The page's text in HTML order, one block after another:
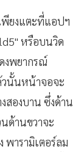
พียงแตะที่แอปฯ
หรือบนวิด
งพยากรณ์
วนั้นหน้าจอจะ
สองบาน ซึ่งด้าน
ด้านขวาจะ
พารามิเตอร์ลม